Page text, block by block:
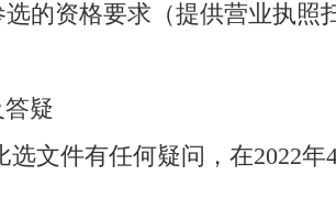
的资格要求（提供营业执照
疑
文件有任何疑问，在2022年